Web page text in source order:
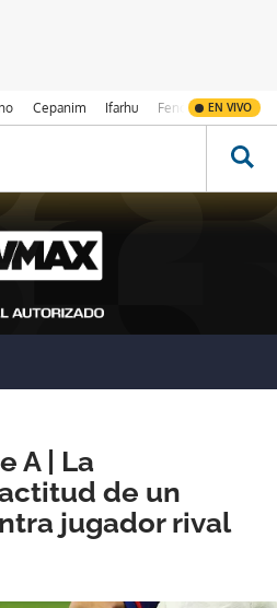
Cepanim Ifarhu Fenómeno de El
EN VIVO
A | La
de un
jugador rival